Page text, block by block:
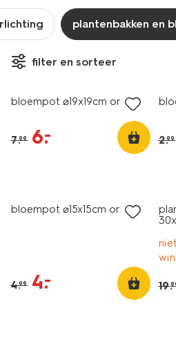
plantenbakken en
filter en sorteer
sale
bloempot ⌀19x19cm oranje
7.99 6.
– 2.99
bloempot ⌀15x15cm oranje
4.99 4.
– 19.